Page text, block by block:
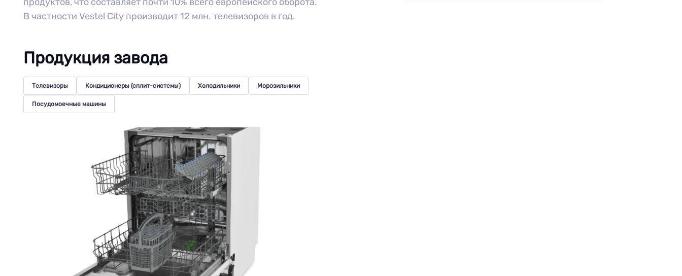
В частности Vestel City производит 12 млн. телевизоров в год.
Продукция завода
Телевизоры Кондиционеры (сплит-системы) Холодильники Морозильники
Посудомоечные машины